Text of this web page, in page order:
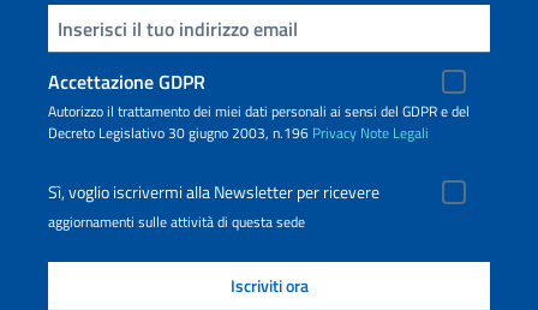
Inserisci la tua email
Accettazione GDPR
Autorizzo il trattamento dei miei dati personali ai sensi del GDPR e del
Decreto Legislativo 30 giugno 2003, n.196 Privacy Note Legali
Sì, voglio iscrivermi alla Newsletter per ricevere
aggiornamenti sulle attività di questa sede